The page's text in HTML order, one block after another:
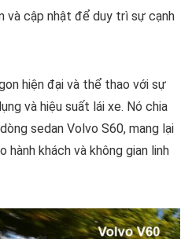
và cập nhật để duy trì sự cạnh
hiện đại và thể thao với sự
và hiệu suất lái xe. Nó chia
sedan Volvo S60, mang lại
hành khách và không gian linh